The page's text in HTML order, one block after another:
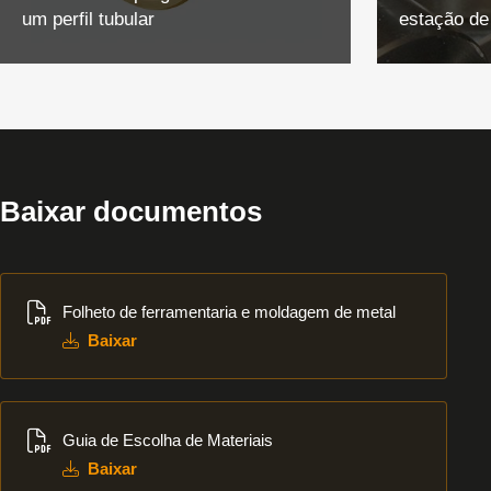
um perfil tubular
estação
Baixar documentos
Folheto de ferramentaria e moldagem de metal
Baixar
Guia de Escolha de Materiais
Baixar